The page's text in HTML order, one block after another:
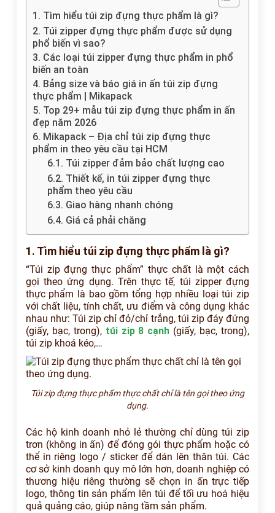
1. Tìm hiểu túi zip đựng thực phẩm là gì?
2. Túi zipper đựng thực phẩm được sử dụng
phổ biến vì sao?
3. Các loại túi zipper đựng thực phẩm in phổ
biến an toàn
4. Bảng size và báo giá in ấn túi zip đựng
thực phẩm | Mikapack
5. Top 29+ mẫu túi zip đựng thực phẩm in ấn
đẹp năm 2026
6. Mikapack – Địa chỉ túi zip đựng thực
phẩm in theo yêu cầu tại HCM
6.1. Túi zipper đảm bảo chất lượng cao
6.2. Thiết kế, in túi zipper đựng thực
phẩm theo yêu cầu
6.3. Giao hàng nhanh chóng
6.4. Giá cả phải chăng
1. Tìm hiểu túi zip đựng thực phẩm là gì?
“Túi zip đựng thực phẩm” thực chất là một cách
gọi theo ứng dụng. Trên thực tế, túi zipper đựng
thực phẩm là bao gồm tổng hợp nhiều loại túi zip
với chất liệu, tính chất, ưu điểm và công dụng khác
nhau như: Túi zip chỉ đỏ/chỉ trắng, túi zip đáy đứng
(giấy, bạc, trong), túi zip 8 cạnh (giấy, bạc, trong),
túi zip khoá kéo,…
Túi zip đựng thực phẩm thực chất chỉ là tên gọi theo ứng
dụng.
Các hộ kinh doanh nhỏ lẻ thường chỉ dùng túi zip
trơn (không in ấn) để đóng gói thực phẩm hoặc có
thể in riêng logo / sticker để dán lên thân túi. Các
cơ sở kinh doanh quy mô lớn hơn, doanh nghiệp có
thương hiệu riêng thường sẽ chọn in ấn trực tiếp
logo, thông tin sản phẩm lên túi để tối ưu hoá hiệu
quả quảng cáo, giúp nâng tầm sản phẩm.